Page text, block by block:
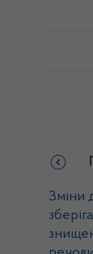
Зміни